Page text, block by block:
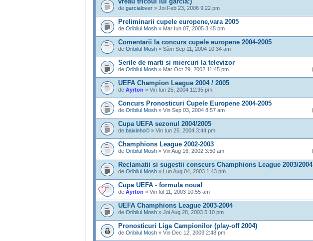
de garcialover » Joi Feb 23, 2006 9:22 pm
Preliminarii cupele europene,vara 2005
de Oribilul Mosh » Mar Iun 07, 2005 3:45 pm
Comentarii la concurs cupele europene 2004-2005
de Oribilul Mosh » Sâm Sep 11, 2004 10:34 am
Serile de marti si miercuri la televizor
de Oribilul Mosh » Mar Oct 29, 2002 11:45 pm
UEFA Champion League 2004 / 2005
de Ayrton » Vin Iun 25, 2004 12:35 pm
Concurs Pronosticuri Cupele Europene 2004-2005
de Oribilul Mosh » Vin Sep 03, 2004 8:57 am
Cupa UEFA sezonul 2004/2005
de baixinho© » Vin Iun 25, 2004 3:44 pm
Champhions League 2002-2003
de Oribilul Mosh » Vin Aug 16, 2002 3:50 am
Reclamatii si sugestii conscurs Champhions League 2003/2004
de Oribilul Mosh » Lun Aug 04, 2003 1:43 pm
Cupa UEFA - formula noua!
de Ayrton » Vin Iul 11, 2003 10:55 am
UEFA Champhions League 2003-2004
de Oribilul Mosh » Joi Aug 28, 2003 5:10 pm
Pronosticuri Liga Campionilor (play-off 2004)
de Oribilul Mosh » Vin Dec 12, 2003 2:48 pm